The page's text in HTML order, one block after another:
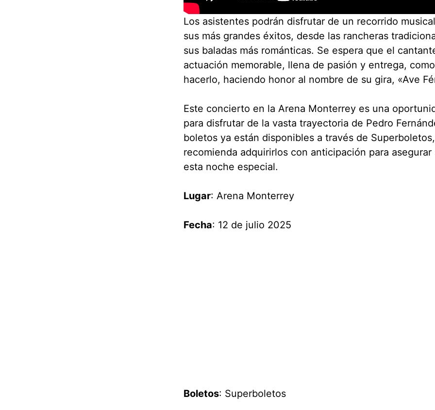
Los asistentes podrán disfrutar de un recorrido
sus más grandes éxitos, desde las rancheras
sus baladas más románticas. Se espera que el
actuación memorable, llena de pasión y entrega,
hacerlo, haciendo honor al nombre de su gira, «Ave
Este concierto en la Arena Monterrey es una
para disfrutar de la vasta trayectoria de Pedro
boletos ya están disponibles a través de
recomienda adquirirlos con anticipación para asegurar
esta noche especial.
Lugar: Arena Monterrey
Fecha: 12 de julio 2025
Boletos: Superboletos